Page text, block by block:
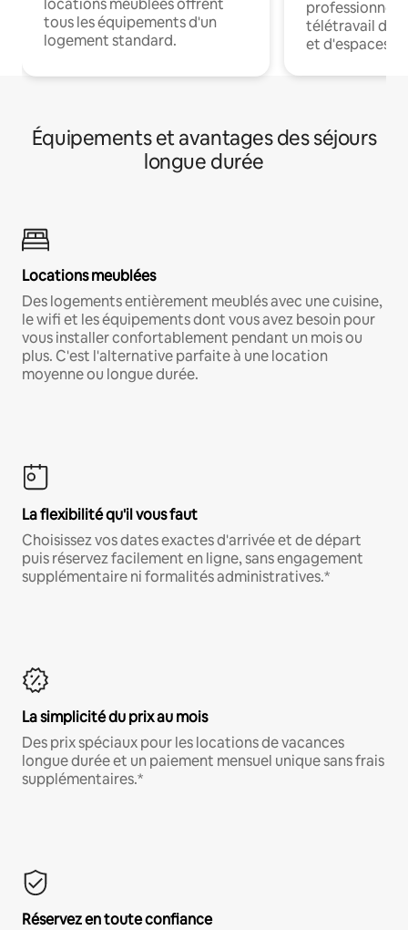
locations meublées offrent
tous les équipements d'un
logement standard.
professionnels
télétravail
et d'espaces
Équipements et avantages des séjours
longue durée
Locations meublées
Des logements entièrement meublés avec une cuisine,
le wifi et les équipements dont vous avez besoin pour
vous installer confortablement pendant un mois ou
plus. C'est l'alternative parfaite à une location
moyenne ou longue durée.
La flexibilité qu'il vous faut
Choisissez vos dates exactes d'arrivée et de départ
puis réservez facilement en ligne, sans engagement
supplémentaire ni formalités administratives.*
La simplicité du prix au mois
Des prix spéciaux pour les locations de vacances
longue durée et un paiement mensuel unique sans frais
supplémentaires.*
Réservez en toute confiance